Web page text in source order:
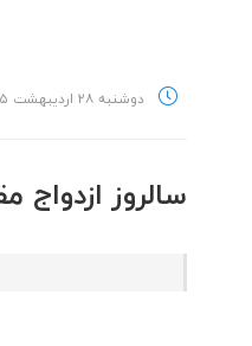
دوشنبه ۲۸ اردیبهشت ۱۴۰۵
سالروز